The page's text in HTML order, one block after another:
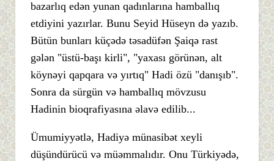
bazarlıq edən yunan qadınlarına hamballıq
etdiyini yazırlar. Bunu Seyid Hüseyn də yazıb.
Bütün bunları küçədə təsadüfən Şaiqə rast
gələn "üstü-başı kirli", "yaxası görünən, alt
köynəyi qapqara və yırtıq" Hadi özü "danışıb".
Sonra da sürgün və hamballıq mövzusu
Hadinin bioqrafiyasına əlavə edilib...
Ümumiyyətlə, Hadiyə münasibət xeyli
düşündürücü və müəmmalıdır. Onu Türkiyədə,